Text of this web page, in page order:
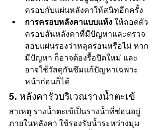
ครอบกับแผ่นหลังคาให้สนิทอีกครั้ง
การครอบหลังคาแบบแห้ง ให้ถอดตัว
ครอบสันหลังคาที่มีปัญหาและตรวจ
สอบแผ่นรองว่าหลุดร่อนหรือไม่ หาก
มีปัญหา ก็อาจต้องรื้อปิดใหม่ และ
อาจใช้วัสดุกันซึมแก้ปัญหาเฉพาะ
หน้าก่อนก็ได้
5. หลังคารั่วบริเวณรางน้ำตะเข้
สาเหตุ รางน้ำตะเข้เป็นรางน้ำที่ซ่อนอยู่
ภายในหลังคา ใช้รองรับน้ำระหว่างมุม